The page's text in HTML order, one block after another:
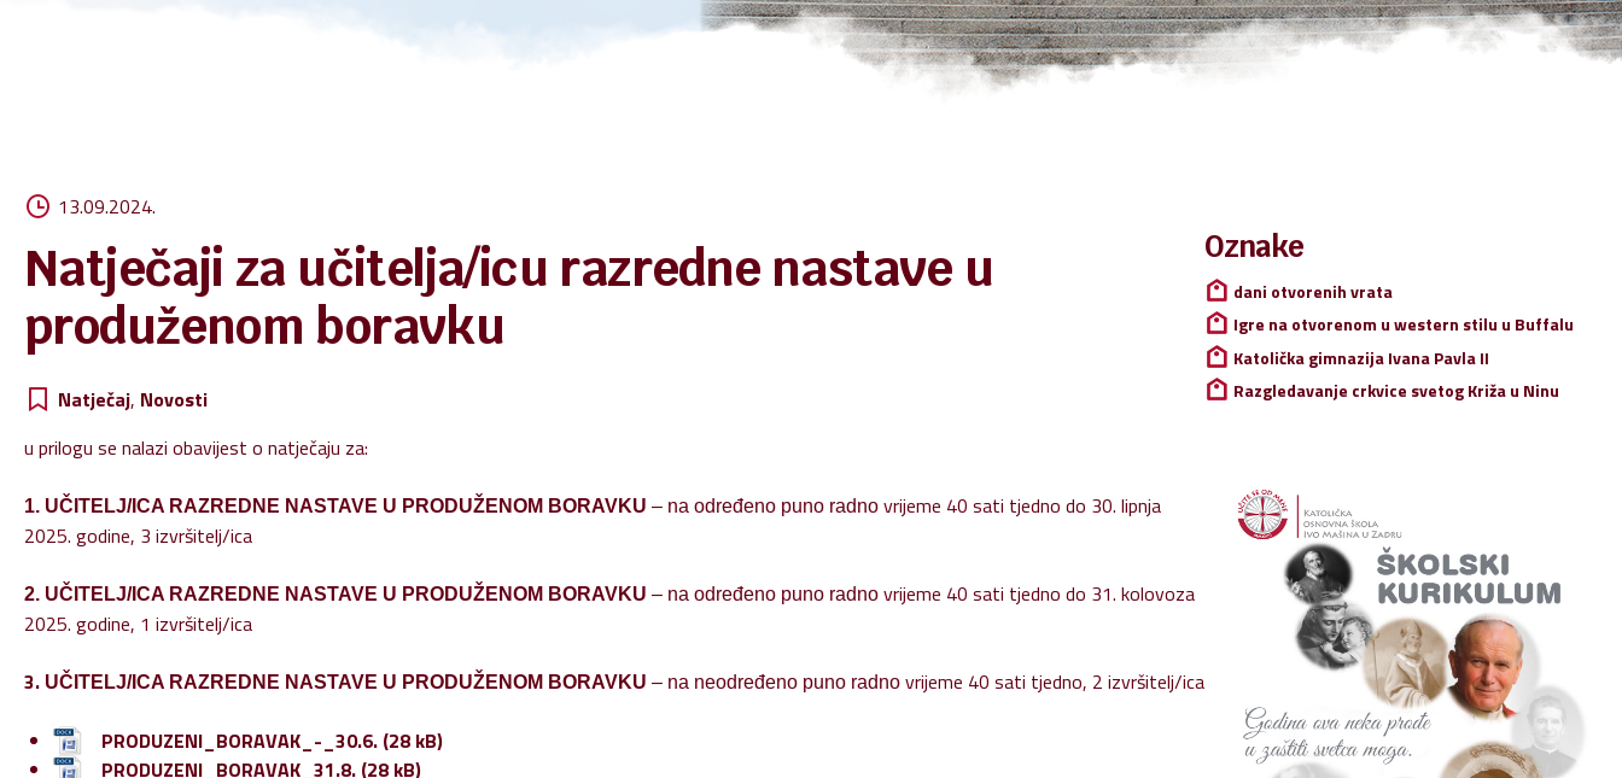
13.09.2024.
Natječaji za učitelja/icu razredne nastave u
produženom boravku
Natječaj, Novosti
u prilogu se nalazi obavijest o natječaju za:
1. UČITELJ/ICA RAZREDNE NASTAVE U PRODUŽENOM BORAVKU – na određeno puno radno vrijeme 40 sati tjedno do 30. lipnja
2025. godine, 3 izvršitelj/ica
2. UČITELJ/ICA RAZREDNE NASTAVE U PRODUŽENOM BORAVKU – na određeno puno radno vrijeme 40 sati tjedno do 31. kolovoza
2025. godine, 1 izvršitelj/ica
3. UČITELJ/ICA RAZREDNE NASTAVE U PRODUŽENOM BORAVKU – na neodređeno puno radno vrijeme 40 sati tjedno, 2 izvršitelj/ica
PRODUZENI_BORAVAK_-_30.6.
PRODUZENI_BORAVAK_31.8.
Pretraži:
Oznake
dani otvorenih vrata
Igre na otvorenom u western stilu u Buffalu
Katolička gimnazija Ivana Pavla II
Razgledavanje crkvice svetog Križa u Ninu